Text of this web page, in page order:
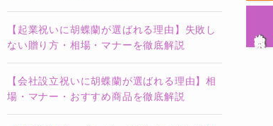
【起業祝いに胡蝶蘭が選ばれる理由】失敗し
ない贈り方・相場・マナーを徹底解説
【会社設立祝いに胡蝶蘭が選ばれる理由】相
場・マナー・おすすめ商品を徹底解説